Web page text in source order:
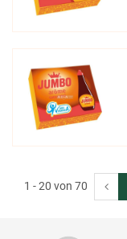
1 - 20 von 70